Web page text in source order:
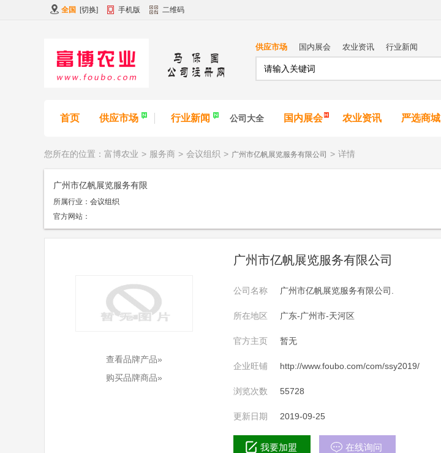
全国 [切换] 手机版 二维码
供应市场 国内展会 农业资讯 行业新闻
首页 供应市场 行业新闻 公司大全 国内展会 农业资讯 严选商城
您所在的位置： 富博农业 > 服务商 > 会议组织 > 广州市亿帆展览服务有限公司 > 详情
广州市亿帆展览服务有限
公司
所属行业： 会议组织
官方网站：
查看品牌产品»
购买品牌商品»
广州市亿帆展览服务有限公司
公司名称 广州市亿帆展览服务有限公司.
所在地区 广东-广州市-天河区
官方主页 暂无
企业旺铺 http://www.foubo.com/com/ssy2019/
浏览次数 55728
更新日期 2019-09-25
我要加盟 在线询问